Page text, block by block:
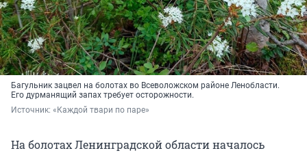
Багульник зацвел на болотах во Всеволожском районе Ленобласти.
Его дурманящий запах требует осторожности.
Источник: «Каждой твари по паре»
На болотах Ленинградской области началось